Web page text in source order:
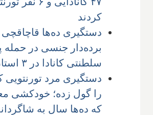
کردند
دستگیری ده‌ها
برده‌دار جنسی در حمله
سلطنتی کانادا در ۳ استان
را گول زده؛ خودکشی
که ده‌ها سال به